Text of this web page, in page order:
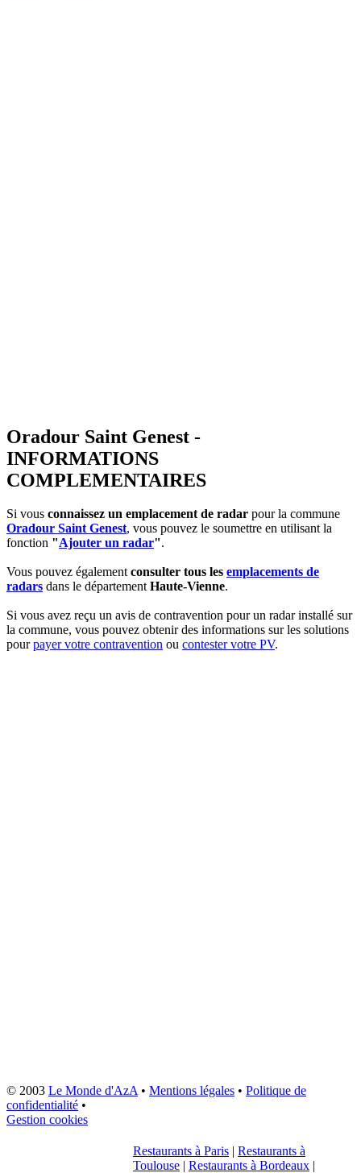
Oradour Saint Genest -
INFORMATIONS
COMPLEMENTAIRES
Si vous connaissez un emplacement de radar pour la commune
Oradour Saint Genest, vous pouvez le soumettre en utilisant la
fonction "Ajouter un radar".
Vous pouvez égalementconsulter tous les emplacements de
radars dans le départementHaute-Vienne.
Si vous avez reçu un avis de contravention pour un radar installé sur
la commune, vous pouvez obtenir des informations sur les solutions
pourpayer votre contravention ou contester votre PV.
© 2003 Le Monde d'AzA• Mentions légales • Politique de
confidentialité •
Gestion cookies
Restaurants à Paris | Restaurants à
Toulouse | Restaurants à Bordeaux |